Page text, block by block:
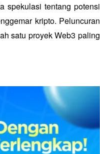
spekulasi tentang potensi
kripto. Peluncuran
satu proyek Web3 paling